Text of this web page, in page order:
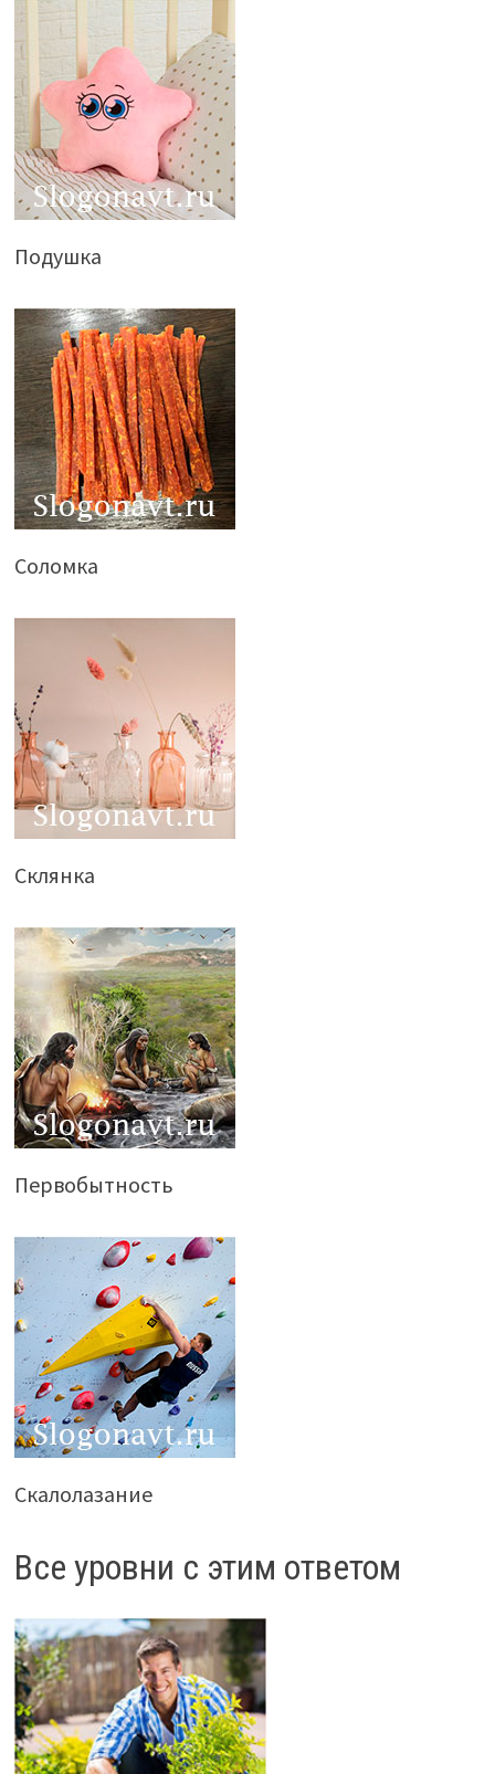
Подушка
Соломка
Склянка
Первобытность
Скалолазание
Все уровни с этим ответом